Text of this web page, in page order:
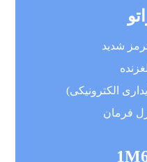
شدید
فرمان